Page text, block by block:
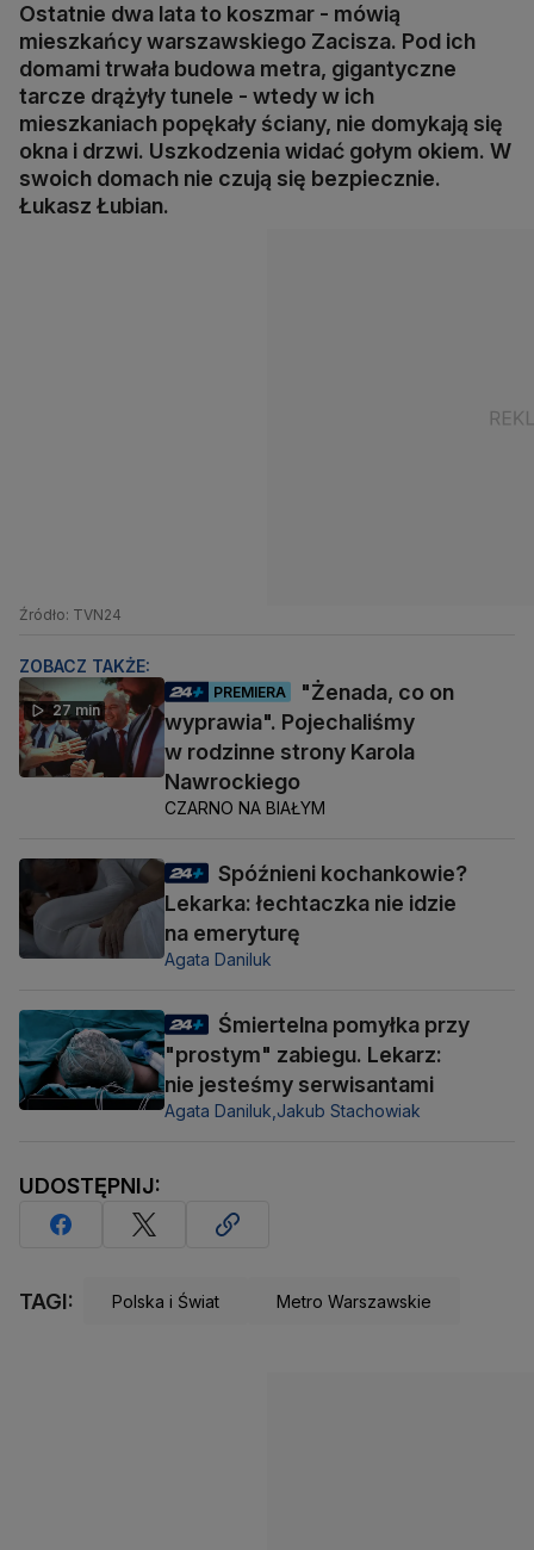
Ostatnie dwa lata to koszmar - mówią
mieszkańcy warszawskiego Zacisza. Pod ich
domami trwała budowa metra, gigantyczne
tarcze drążyły tunele - wtedy w ich
mieszkaniach popękały ściany, nie domykają się
okna i drzwi. Uszkodzenia widać gołym okiem. W
swoich domach nie czują się bezpiecznie.
Łukasz Łubian.
Źródło: TVN24
ZOBACZ TAKŻE:
27 min
PREMIERA
"Żenada, co on
wyprawia". Pojechaliśmy
w rodzinne strony Karola
Nawrockiego
CZARNO NA BIAŁYM
Spóźnieni kochankowie?
Lekarka: łechtaczka nie idzie
na emeryturę
Agata Daniluk
Śmiertelna pomyłka przy
"prostym" zabiegu. Lekarz:
nie jesteśmy serwisantami
Agata Daniluk, Jakub Stachowiak
UDOSTĘPNIJ:
TAGI: Polska i Świat Metro Warszawskie